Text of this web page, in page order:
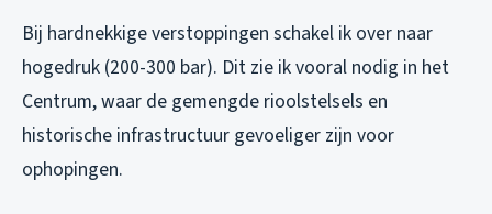
Bij hardnekkige verstoppingen schakel ik over naar
hogedruk (200-300 bar). Dit zie ik vooral nodig in het
Centrum, waar de gemengde rioolstelsels en
historische infrastructuur gevoeliger zijn voor
ophopingen.